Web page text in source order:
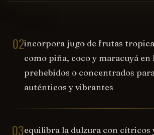
02incorpora jugo de frutas
como piña, coco y maracuyá en
prehebidos o concentrados
auténticos y vibrantes
03equilibra la dulzura con cítricos